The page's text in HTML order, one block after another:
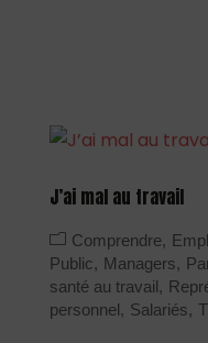
J’ai mal au travail
Comprendre
Public
Managers
santé au travail
personnel
Salariés